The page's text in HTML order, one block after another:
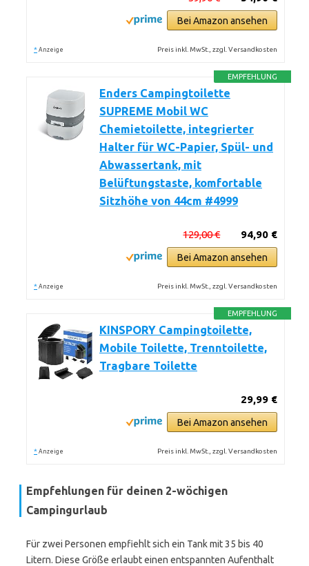
Bei Amazon ansehen
* Anzeige Preis inkl. MwSt., zzgl. Versandkosten
EMPFEHLUNG
Enders Campingtoilette
SUPREME Mobil WC
Chemietoilette, integrierter
Halter für WC-Papier, Spül- und
Abwassertank, mit
Belüftungstaste, komfortable
Sitzhöhe von 44cm #4999
94,90 €
129,00 €
Bei Amazon ansehen
* Anzeige Preis inkl. MwSt., zzgl. Versandkosten
EMPFEHLUNG
KINSPORY Campingtoilette,
Mobile Toilette, Trenntoilette,
Tragbare Toilette
29,99 €
Bei Amazon ansehen
* Anzeige Preis inkl. MwSt., zzgl. Versandkosten
Empfehlungen für deinen 2-wöchigen
Campingurlaub
Für zwei Personen empfiehlt sich ein Tank mit 35 bis 40
Litern. Diese Größe erlaubt einen entspannten Aufenthalt